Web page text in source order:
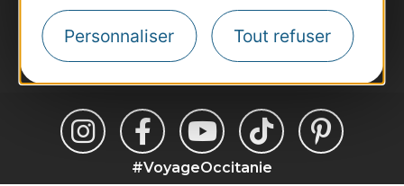
Personnaliser Tout refuser
Je m'abonne
#VoyageOccitanie